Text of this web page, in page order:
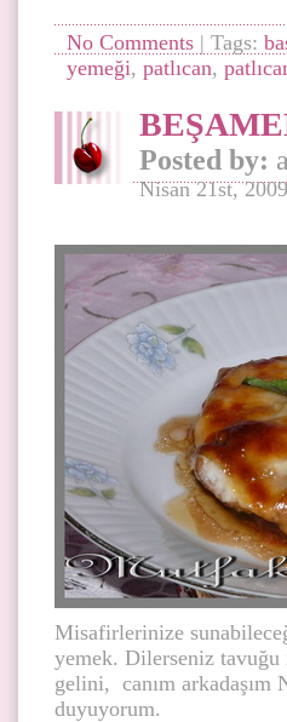
No Comments | Tags:
yemeği, patlıcan,
Posted by:
Nisan 21st,
Misafirlerinize
yemek. Dilerseniz
gelini, canım arkadaşım
duyuyorum.